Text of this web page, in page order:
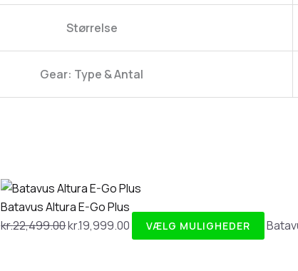
Størrelse
Gear: Type & Antal
Batavus Altura E-Go Plus
kr.22,499.00kr.19,999.00 VÆLG MULIGHEDER